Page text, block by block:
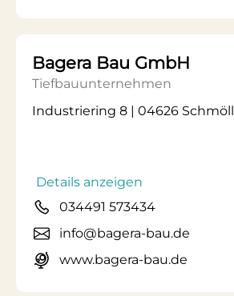
Bagera Bau GmbH
Tiefbauunternehmen
Industriering 8 | 04626
Details anzeigen
034491 573434
info@bagera-bau.de
www.bagera-bau.de